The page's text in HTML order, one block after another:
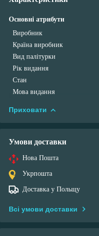
Основні атрибути
Виробник
Країна виробник
Вид палітурки
Рік видання
Стан
Мова видання
Приховати
Умови доставки
Нова Пошта
Укрпошта
Доставка у Польщу
Всі умови доставки